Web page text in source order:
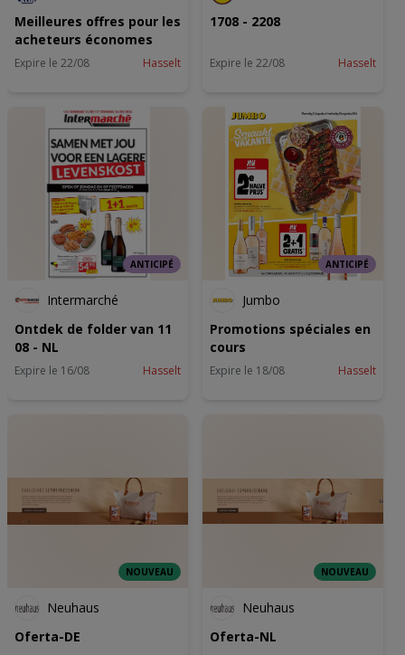
Meilleures offres pour les
acheteurs économes
Expire le 22/08 Hasselt
1708 - 2208
Expire le 22/08 Hasselt
ANTICIPÉ
Intermarché
Ontdek de folder van 11
08 - NL
Expire le 16/08 Hasselt
ANTICIPÉ
Jumbo
Promotions spéciales en
cours
Expire le 18/08 Hasselt
NOUVEAU
Neuhaus
Oferta-DE
NOUVEAU
Neuhaus
Oferta-NL